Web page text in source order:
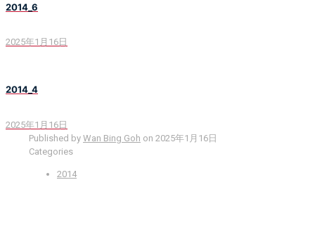
2014_6
2025年1月16日
2014_4
2025年1月16日
Published by Wan Bing Goh on 2025年1月16日
Categories
2014